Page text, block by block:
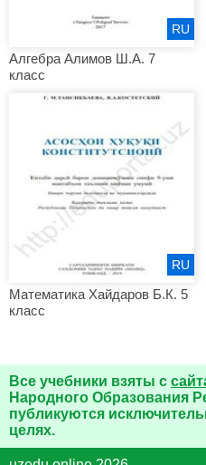
Алгебра Алимов Ш.А. 7
класс
RU
Математика Хайдаров Б.К. 5
класс
RU
Все учебники взяты с
Народного Образования
публикуются
целях.